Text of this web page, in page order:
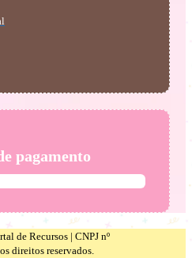
pagamento
de Recursos | CNPJ nº
direitos reservados.